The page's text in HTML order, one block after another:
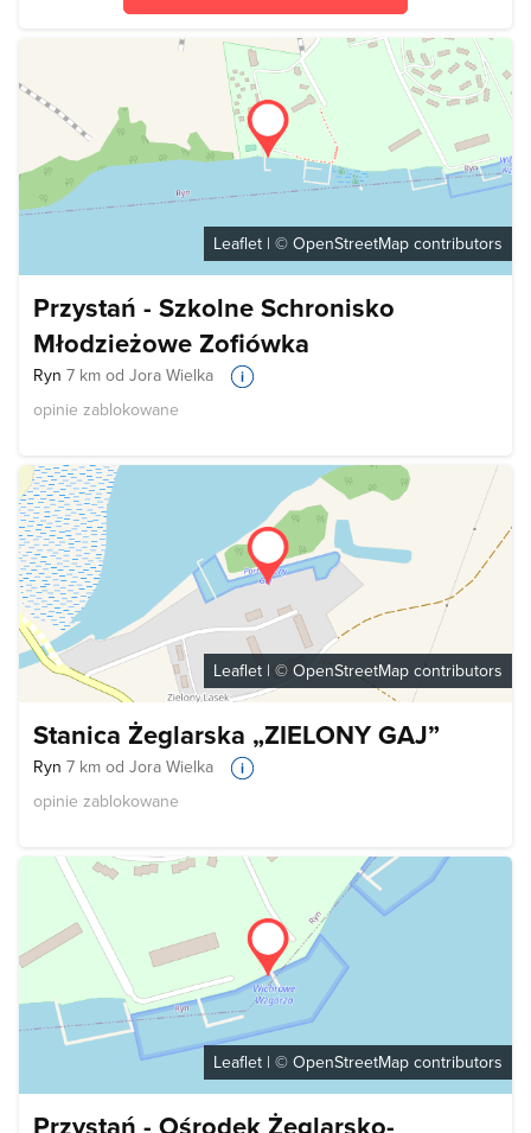
Leaflet | © OpenStreetMap contributors
Przystań - Szkolne Schronisko
Młodzieżowe Zofiówka
Ryn 7 km od Jora Wielka
opinie zablokowane
Leaflet | © OpenStreetMap contributors
Stanica Żeglarska „ZIELONY GAJ”
Ryn 7 km od Jora Wielka
opinie zablokowane
Leaflet | © OpenStreetMap contributors